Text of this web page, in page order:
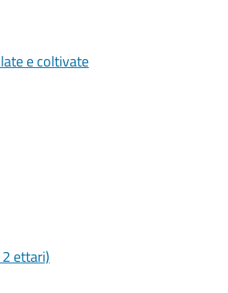
e coltivate
ettari)